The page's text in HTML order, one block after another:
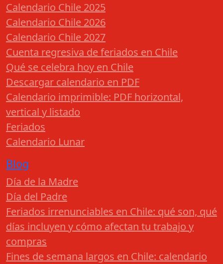
Calendario Chile 2025
Calendario Chile 2026
Calendario Chile 2027
Cuenta regresiva de feriados en Chile
Qué se celebra hoy en Chile
Descargar calendario en PDF
Calendario imprimible: PDF horizontal,
vertical y listado
Feriados
Calendario Lunar
Blog
Día de la Madre
Día del Padre
Feriados irrenunciables en Chile: qué son, qué
días incluyen y cómo afectan tu trabajo y
compras
Fines de semana largos en Chile: calendario